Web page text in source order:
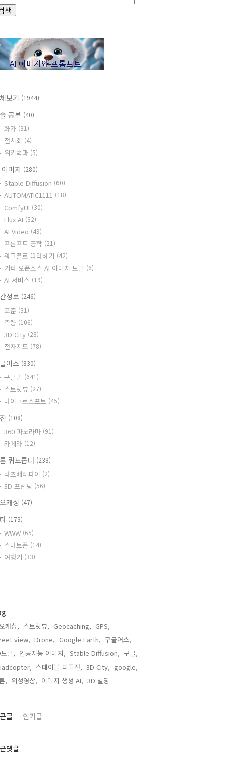
보기 (1944)
공부 (40)
화가 (31)
전시회 (4)
위키백과 (5)
미지 (280)
Stable Diffusion (60)
AUTOMATIC1111 (18)
ComfyUI (30)
Flux AI (32)
AI Video (49)
프롬프트 공학 (21)
워크플로 따라하기 (42)
기타 오픈소스 AI 이미지 모델 (6)
AI 서비스 (19)
정보 (246)
표준 (31)
측량 (106)
3D City (28)
전자지도 (78)
어스 (830)
구글맵 (641)
스트릿뷰 (27)
마이크로소프트 (45)
(108)
360 파노라마 (91)
카메라 (12)
쿼드콥터 (238)
라즈베리파이 (2)
3D 프린팅 (56)
캐싱 (47)
(173)
WWW (65)
스마트폰 (14)
여행기 (33)
캐싱, 스트릿뷰, Geocaching, GPS,
view, Drone, Google Earth, 구글어스,
델, 인공지능 이미지, Stable Diffusion, 구글,
스테이블 디퓨전, 3D City, google,
, 위성영상, 이미지 생성 AI, 3D 빌딩,
글 인기글
댓글